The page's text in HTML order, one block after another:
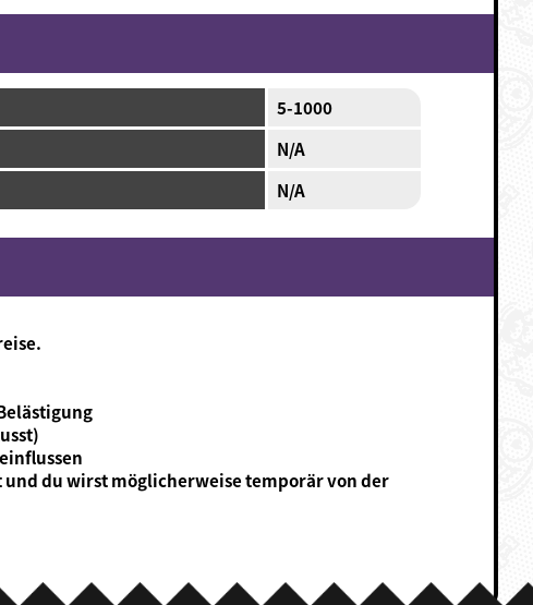
5-1000
N/A
N/A
du wirst möglicherweise temporär von der